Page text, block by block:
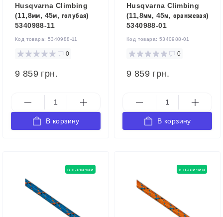
Husqvarna Climbing
(11,8мм, 45м, голубая)
5340988-11
Код товара: 5340988-11
0
9 859 грн.
В корзину
Husqvarna Climbing
(11,8мм, 45м, оранжевая)
5340988-01
Код товара: 5340988-01
0
9 859 грн.
В корзину
в наличии в наличии